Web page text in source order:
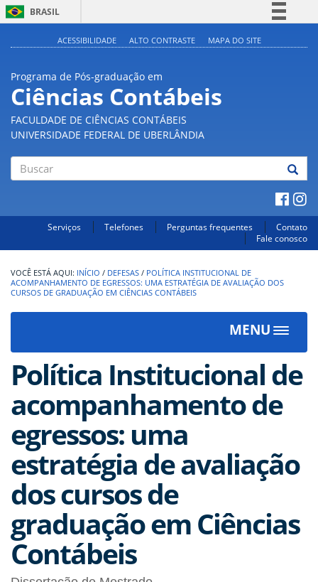
BRASIL
Acesso à informação
ACESSIBILIDADE ALTO CONTRASTE MAPA DO SITE
Programa de Pós-graduação em
Ciências Contábeis
FACULDADE DE CIÊNCIAS CONTÁBEIS
UNIVERSIDADE FEDERAL DE UBERLÂNDIA
Serviços Telefones Perguntas frequentes
Contato
Fale conosco
INÍCIO / DEFESAS / POLÍTICA INSTITUCIONAL DE
ACOMPANHAMENTO DE EGRESSOS: UMA ESTRATÉGIA DE AVALIAÇÃO DOS
CURSOS DE GRADUAÇÃO EM CIÊNCIAS CONTÁBEIS
MENU
Toggle
Política Institucional de
acompanhamento de
egressos: uma
estratégia de avaliação
dos cursos de
graduação em Ciências
Contábeis